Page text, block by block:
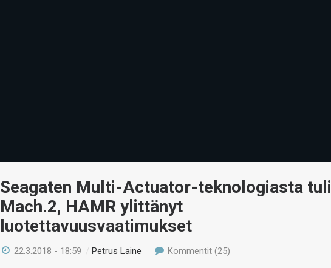
Seagaten Multi-Actuator-teknologiasta tuli
Mach.2, HAMR ylittänyt
luotettavuusvaatimukset
22.3.2018 - 18:59 /Petrus Laine Kommentit (25)